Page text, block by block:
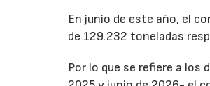
En junio de este año, el
de 129.232 toneladas
Por lo que se refiere a